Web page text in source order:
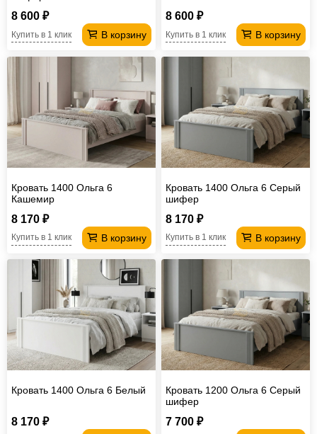
8 600 ₽
В корзину
Купить в 1 клик
8 600 ₽
В корзину
Купить в 1 клик
Кровать 1400 Ольга 6
Кашемир
8 170 ₽
В корзину
Купить в 1 клик
Кровать 1400 Ольга 6 Серый
шифер
8 170 ₽
В корзину
Купить в 1 клик
Кровать 1400 Ольга 6 Белый
8 170 ₽
Кровать 1200 Ольга 6 Серый
шифер
7 700 ₽